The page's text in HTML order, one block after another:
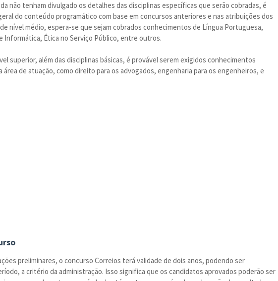
não tenham divulgado os detalhes das disciplinas específicas que serão cobradas, é
do conteúdo programático com base em concursos anteriores e nas atribuições dos
nível médio, espera-se que sejam cobrados conhecimentos de Língua Portuguesa,
Informática, Ética no Serviço Público, entre outros.
superior, além das disciplinas básicas, é provável serem exigidos conhecimentos
de atuação, como direito para os advogados, engenharia para os engenheiros, e
preliminares, o concurso Correios terá validade de dois anos, podendo ser
a critério da administração. Isso significa que os candidatos aprovados poderão ser